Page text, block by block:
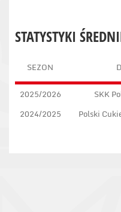
STATYSTYKI
SEZON
2025/2026 SKK
2024/2025
Polski